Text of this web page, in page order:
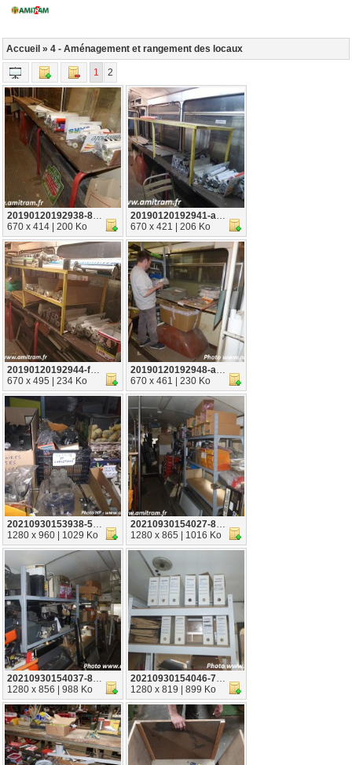
Accueil » 4 - Aménagement et rangement des locaux
1 2
20190120192938-86b5d796
670 x 414 | 200 Ko
20190120192941-ae66ad93
670 x 421 | 206 Ko
20190120192944-fc68b778
670 x 495 | 234 Ko
20190120192948-a1b71fd7
670 x 461 | 230 Ko
20210930153938-5ea00d67
1280 x 960 | 1029 Ko
20210930154027-8282f6eb
1280 x 865 | 1016 Ko
20210930154037-8aa398ee
1280 x 856 | 988 Ko
20210930154046-7ffc68f5
1280 x 819 | 899 Ko